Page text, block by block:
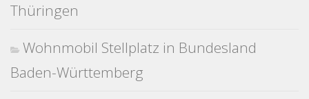
Thüringen
Wohnmobil Stellplatz in Bundesland
Baden-Württemberg